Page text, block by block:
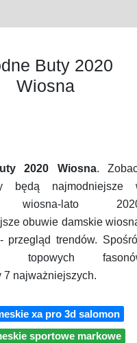
Buty 2020
Wiosna
2020 Wiosna.
będą najmodniejsze
wiosna-lato
obuwie damskie
przegląd trendów.
topowych
7 najważniejszych.
xa pro 3d salomon
sportowe markowe